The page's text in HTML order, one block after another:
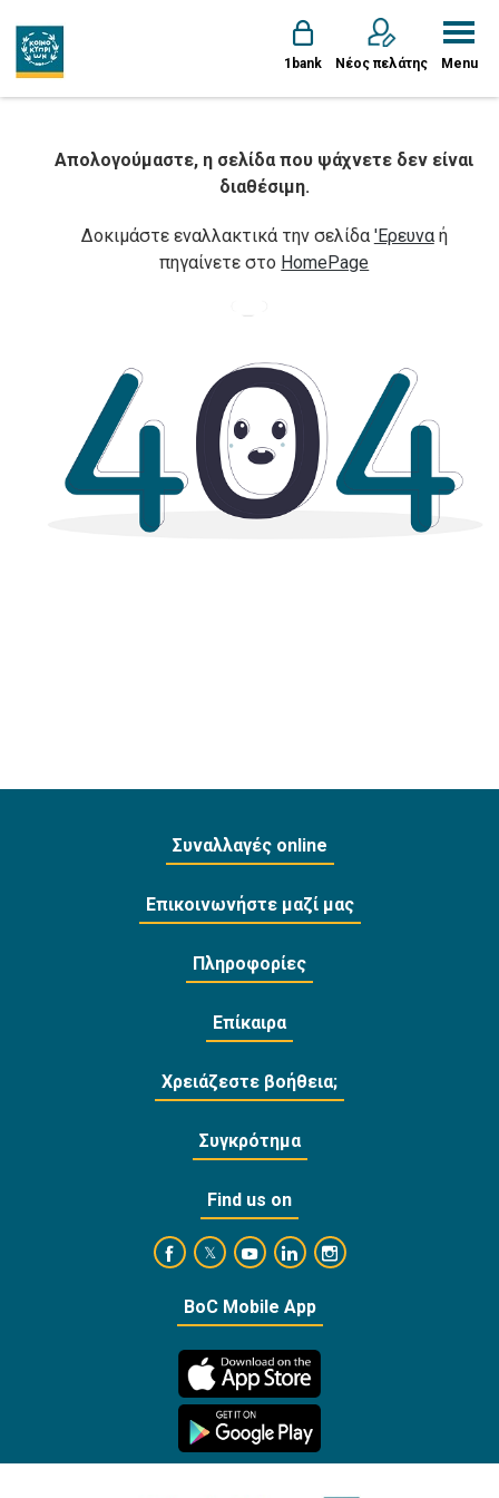
1bank Νέος πελάτης Menu
Απολογούμαστε, η σελίδα που ψάχνετε δεν είναι
διαθέσιμη.
Δοκιμάστε εναλλακτικά την σελίδα 'Ερευναή
πηγαίνετε στο HomePage
Συναλλαγές online
Επικοινωνήστε μαζί μας
Πληροφορίες
Επίκαιρα
Χρειάζεστε βοήθεια;
Συγκρότημα
Find us on
https://www.facebook.com/
https://twitter.com/bankofcyprus_
https://www.youtube.com/user/
https://www.linkedin.com/
https://
BoC Mobile App